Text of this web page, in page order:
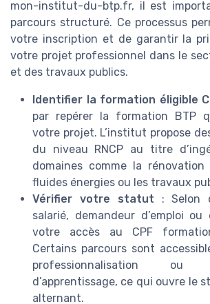
mon-institut-du-btp.fr, il est
parcours structuré. Ce processus
votre inscription et de garantir la
votre projet professionnel dans le
et des travaux publics.
Identifier la formation éligible
par repérer la formation BTP
votre projet. L’institut propose
du niveau RNCP au titre
domaines comme la
fluides énergies ou les travaux
Vérifier votre statut : Selon
salarié, demandeur d’emploi ou
votre accès au CPF
Certains parcours sont
professionnalisation
d’apprentissage, ce qui ouvre le
alternant.